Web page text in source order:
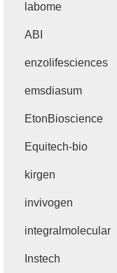
labome
ABI
enzolifesciences
emsdiasum
EtonBioscience
Equitech-bio
kirgen
invivogen
integralmolecular
Instech